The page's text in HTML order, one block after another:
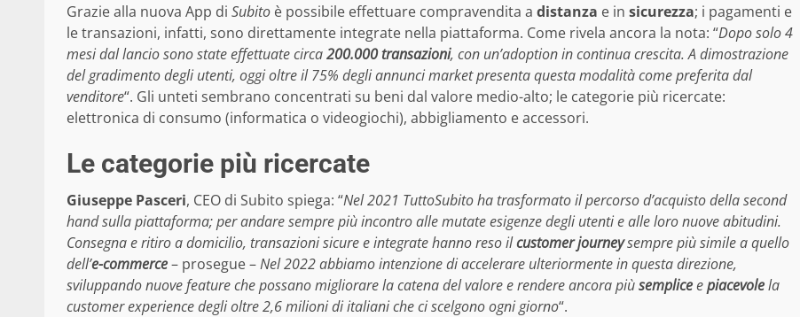
Grazie alla nuova App di Subito è possibile effettuare compravendita a distanza e in sicurezza; i pagamenti e
le transazioni, infatti, sono direttamente integrate nella piattaforma. Come rivela ancora la nota: “Dopo solo 4
mesi dal lancio sono state effettuate circa200.000 transazioni, con un’adoption in continua crescita. A dimostrazione
del gradimento degli utenti, oggi oltre il 75% degli annunci market presenta questa modalità come preferita dal
venditore“. Gli unteti sembrano concentrati su beni dal valore medio-alto; le categorie più ricercate:
elettronica di consumo (informatica o videogiochi), abbigliamento e accessori.
Le categorie più ricercate
Giuseppe Pasceri, CEO di Subito spiega: “Nel 2021 TuttoSubito ha trasformato il percorso d’acquisto della second
hand sulla piattaforma; per andare sempre più incontro alle mutate esigenze degli utenti e alle loro nuove abitudini.
Consegna e ritiro a domicilio, transazioni sicure e integrate hanno reso ilcustomer journeysempre più simile a quello
dell’e-commerce– prosegue –Nel 2022 abbiamo intenzione di accelerare ulteriormente in questa direzione,
sviluppando nuove feature che possano migliorare la catena del valore e rendere ancora piùsempliceepiacevolela
customer experience degli oltre 2,6 milioni di italiani che ci scelgono ogni giorno“.